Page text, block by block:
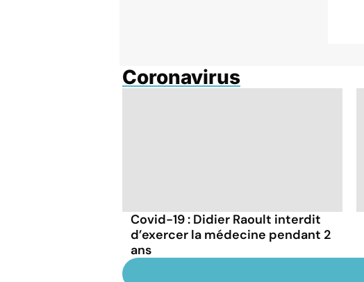
Coronavirus
Covid-19 : Didier Raoult interdit
d’exercer la médecine pendant 2
ans